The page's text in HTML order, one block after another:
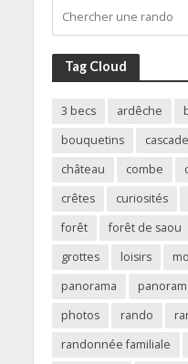
Tag Cloud
3 becs ardêche
bouquetins
cascade
château
combe
crêtes
curiosités
forêt
forêt de saou
grottes
loisirs
panorama
photos
rando
randonnée familiale